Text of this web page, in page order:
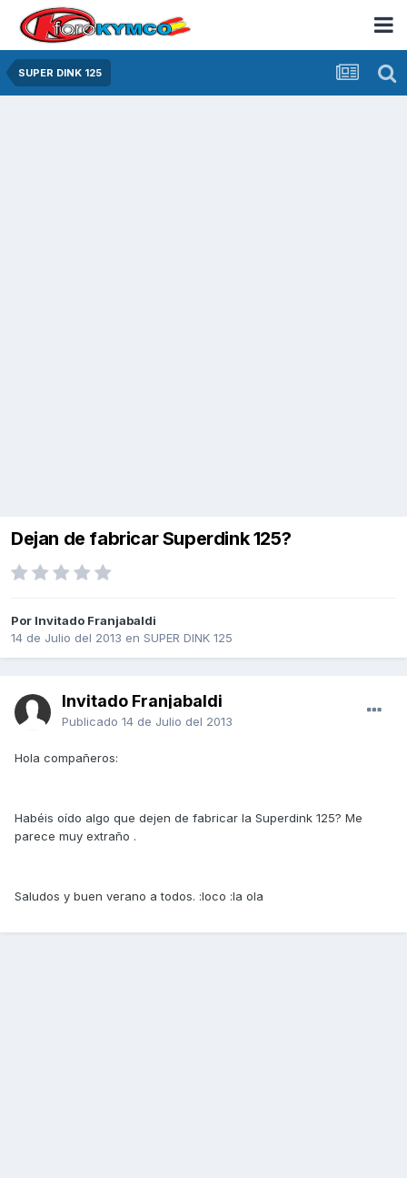
SUPER DINK 125
Dejan de fabricar Superdink 125?
Por Invitado Franjabaldi
14 de Julio del 2013 en SUPER DINK 125
Invitado Franjabaldi
Publicado 14 de Julio del 2013
Hola compañeros:
Habéis oído algo que dejen de fabricar la Superdink 125? Me
parece muy extraño .
Saludos y buen verano a todos. :loco :la ola